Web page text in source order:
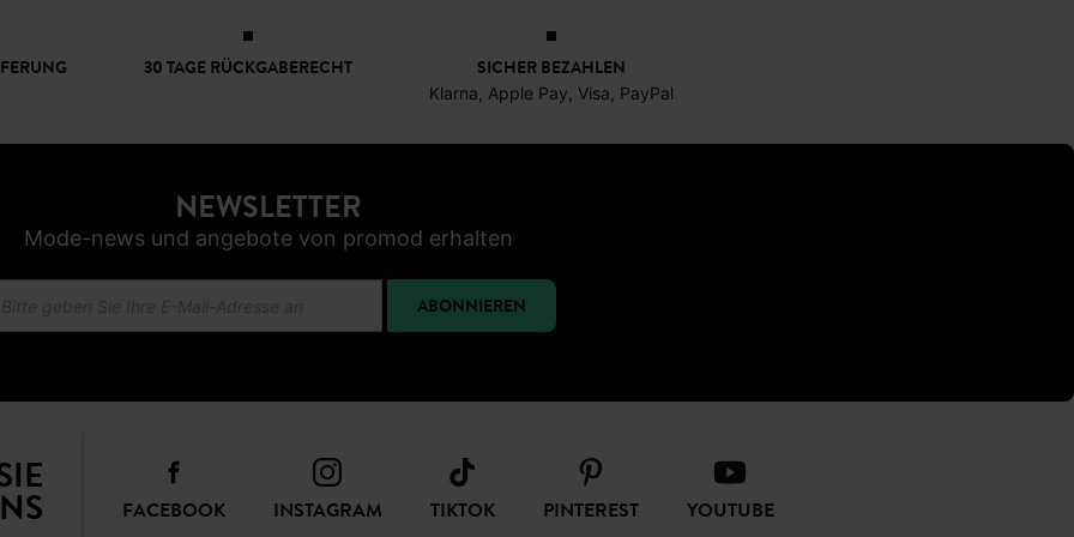
die Weste offen für eine vertikale Linie. Das streckt Ihre Silhouette zusätzlich.
Unterschiede zwischen Übergangs- und Winterwesten erklären
Sie ideal durch den bunten Herbst. Sie schützen Ihren Oberkörper vor kühlem Wind ohne jeden
trocken.
Ihr Gesicht erhält dadurch einen markanten, klaren Rahmen.
Basis-Garderobe sofort in ein modisches Statement durch geschickte Lagen. Schichten Sie
30 TAGE RÜCKGABERECHT SICHER BEZAHLEN
Klarna, Apple Pay, Visa, PayPal
NEWSLETTER
Mode-news und angebote von promod erhalten
ABONNIEREN
FACEBOOK INSTAGRAM TIKTOK PINTEREST YOUTUBE